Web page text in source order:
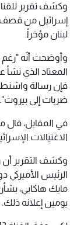
إسرائيل من قصف
لبنان مؤخراً.
وأوضحت أنّه "رغم
المعتاد الذي نشأ
فإن رسالة
ضربات إلى بيروت".
في المقابل، قال
الاغتيالات
وكشف التقرير أن
الرئيس الأميركي
مايك هاكابي،
يومين إعلانه ذلك.